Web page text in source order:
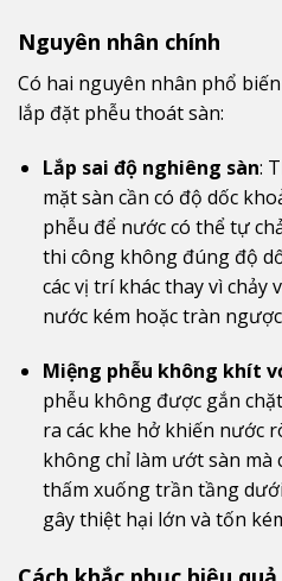
Nguyên nhân chính
Có hai nguyên nhân phổ
lắp đặt phễu thoát sàn:
Lắp sai độ nghiêng sàn:
mặt sàn cần có độ dốc
phễu để nước có thể tự
thi công không đúng độ
các vị trí khác thay vì chảy
nước kém hoặc tràn
Miệng phễu không khít
phễu không được gắn
ra các khe hở khiến nước
không chỉ làm ướt sàn mà
thấm xuống trần tầng
gây thiệt hại lớn và tốn